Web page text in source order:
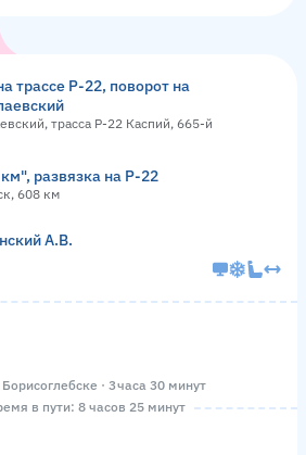
трассе Р-22, поворот на
трасса Р-22 Каспий, 665-й
развязка на Р-22
608 км
А.В.
· 3 часа 30 минут
в пути: 8 часов 25 минут